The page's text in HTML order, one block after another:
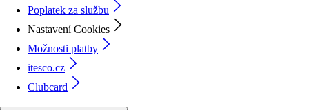
Poplatek za službu
Nastavení Cookies
Možnosti platby
itesco.cz
Clubcard